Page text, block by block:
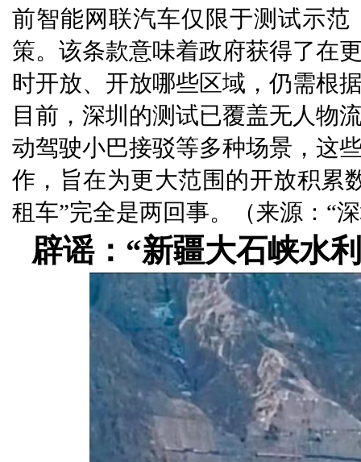
前智能网联汽车仅限于测试示
策。该条款意味着政府获得了在
时开放、开放哪些区域，仍需根
目前，深圳的测试已覆盖无人物
动驾驶小巴接驳等多种场景，这
作，旨在为更大范围的开放积累
租车”完全是两回事。（来源：“
辟谣：“新疆大石峡水